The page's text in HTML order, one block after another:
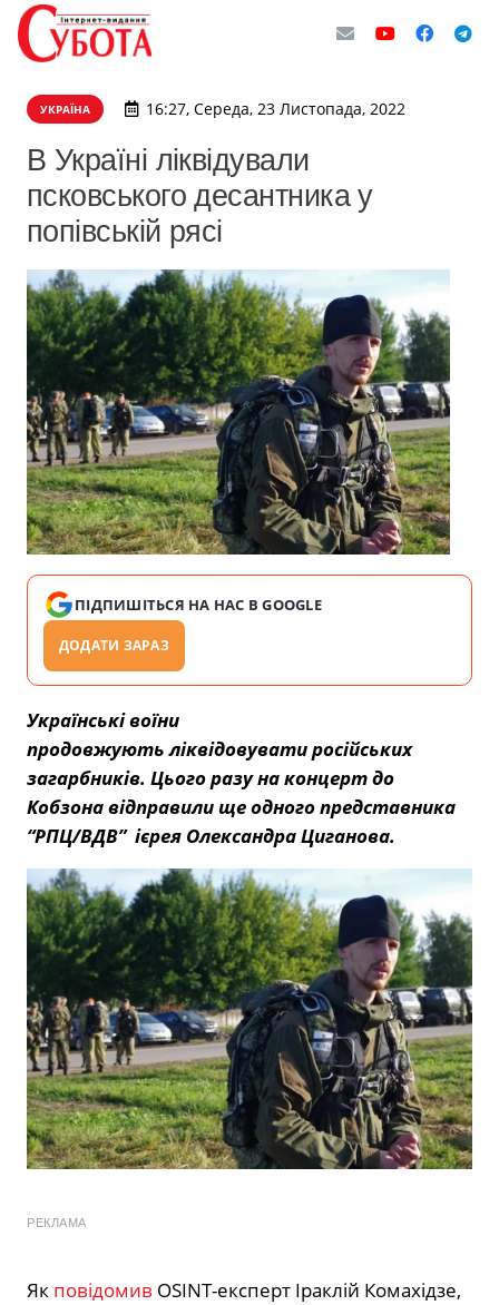
УКРАЇНА 16:27, Середа, 23 Листопада, 2022
В Україні ліквідували
псковського десантника у
попівській рясі
ПІДПИШІТЬСЯ НА НАС В GOOGLE
ДОДАТИ ЗАРАЗ
Українські воїни
продовжують ліквідовувати російських
загарбників. Цього разу на концерт до
Кобзона відправили ще одного представника
“РПЦ/ВДВ” ієрея Олександра Циганова.
РЕКЛАМА
Як повідомив OSINT-експерт Іраклій Комахідзе,